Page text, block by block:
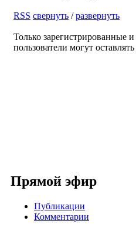
RSS свернуть /развернуть
Только зарегистрированные
пользователи могут
Прямой эфир
Публикации
Комментарии